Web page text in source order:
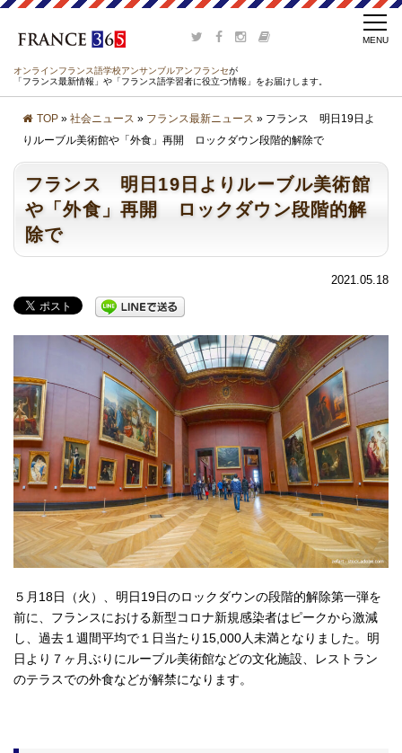
オンラインフランス語学校アンサンブルアンフランセが
「フランス最新情報」や「フランス語学習者に役立つ情報」をお届けします。
TOP » 社会ニュース » フランス最新ニュース » フランス 明日19日よ
りルーブル美術館や「外食」再開 ロックダウン段階的解除で
フランス 明日19日よりルーブル美術館
や「外食」再開 ロックダウン段階的解
除で
2021.05.18
５月18日（火）、明日19日のロックダウンの段階的解除第一弾を
前に、フランスにおける新型コロナ新規感染者はピークから激減
し、過去１週間平均で１日当たり15,000人未満となりました。明
日より７ヶ月ぶりにルーブル美術館などの文化施設、レストラン
のテラスでの外食などが解禁になります。